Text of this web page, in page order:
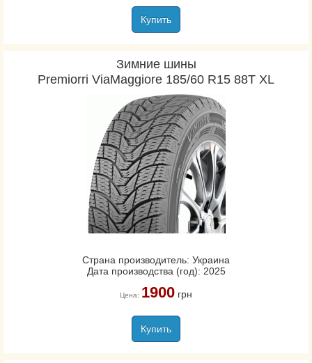
Купить
Зимние шины
Premiorri ViaMaggiore 185/60 R15 88T XL
Страна производитель: Украина
Дата производства (год): 2025
Цена: 1900грн
Купить